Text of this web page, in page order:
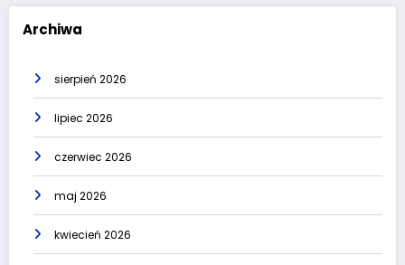
Archiwa
sierpień 2026
lipiec 2026
czerwiec 2026
maj 2026
kwiecień 2026